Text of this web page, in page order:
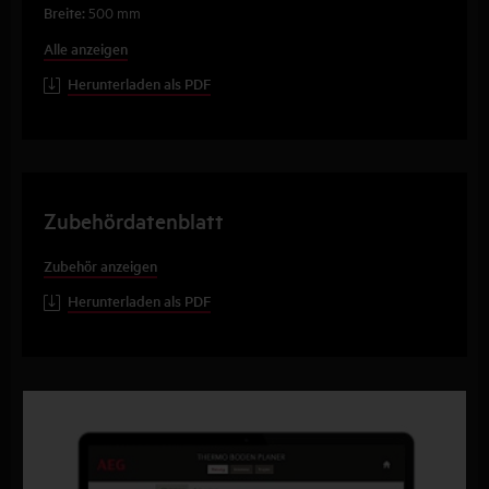
Breite: 500 mm
Alle anzeigen
Herunterladen als PDF
Zubehördatenblatt
Zubehör anzeigen
Herunterladen als PDF